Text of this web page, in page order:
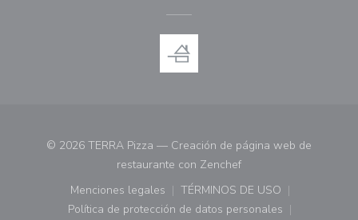
© 2026 TERRA Pizza — Creación de página web de
restaurante con Zenchef((abre en una nueva
Menciones legales
((abre en una nueva ventana))
TÉRMINOS DE USO
((abre en una nueva
Política de protección de datos personales